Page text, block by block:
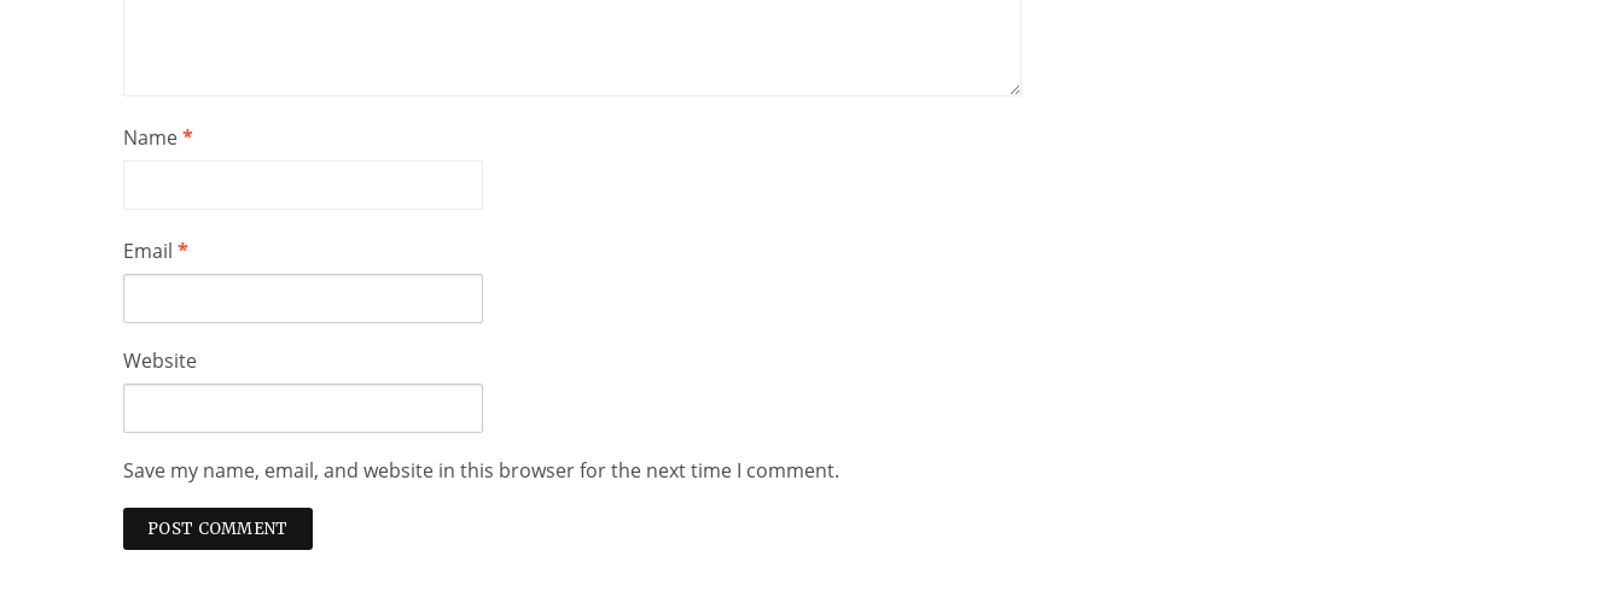
Name*
Email *
Website
Save my name, email, and website in this browser for the next time I comment.